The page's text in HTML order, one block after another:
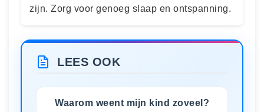
zijn. Zorg voor genoeg slaap en ontspanning.
LEES OOK
Waarom weent mijn kind zoveel?